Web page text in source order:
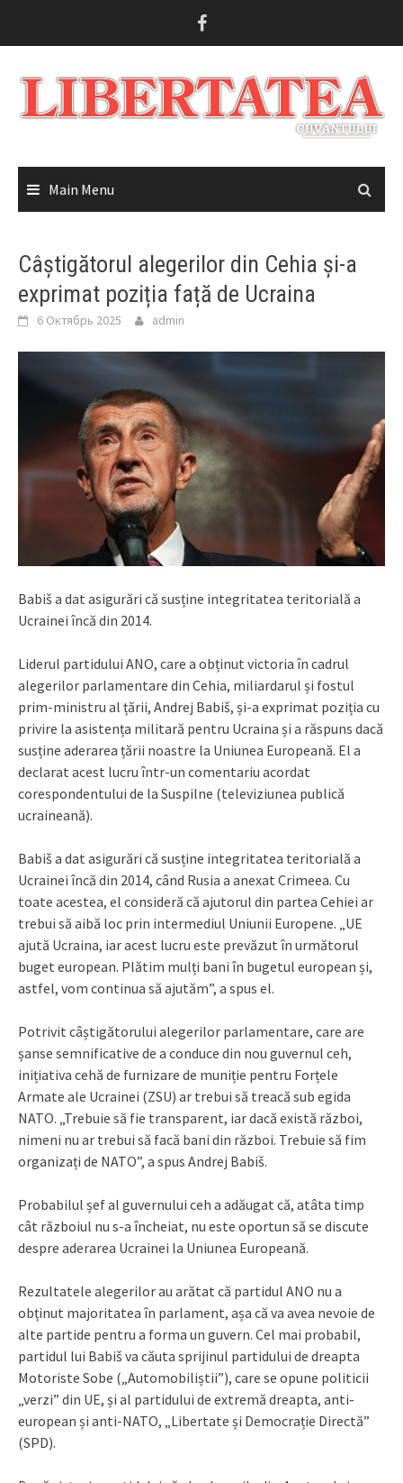
Main Menu
Câștigătorul alegerilor din Cehia și-a
exprimat poziția față de Ucraina
6 Октябрь 2025 admin
Babiš a dat asigurări că susține integritatea teritorială a
Ucrainei încă din 2014.
Liderul partidului ANO, care a obținut victoria în cadrul
alegerilor parlamentare din Cehia, miliardarul și fostul
prim-ministru al țării, Andrej Babiš, și-a exprimat poziția cu
privire la asistența militară pentru Ucraina și a răspuns dacă
susține aderarea țării noastre la Uniunea Europeană. El a
declarat acest lucru într-un comentariu acordat
corespondentului de la Suspilne (televiziunea publică
ucraineană).
Babiš a dat asigurări că susține integritatea teritorială a
Ucrainei încă din 2014, când Rusia a anexat Crimeea. Cu
toate acestea, el consideră că ajutorul din partea Cehiei ar
trebui să aibă loc prin intermediul Uniunii Europene. „UE
ajută Ucraina, iar acest lucru este prevăzut în următorul
buget european. Plătim mulți bani în bugetul european și,
astfel, vom continua să ajutăm”, a spus el.
Potrivit câștigătorului alegerilor parlamentare, care are
șanse semnificative de a conduce din nou guvernul ceh,
inițiativa cehă de furnizare de muniție pentru Forțele
Armate ale Ucrainei (ZSU) ar trebui să treacă sub egida
NATO. „Trebuie să fie transparent, iar dacă există război,
nimeni nu ar trebui să facă bani din război. Trebuie să fim
organizați de NATO”, a spus Andrej Babiš.
Probabilul șef al guvernului ceh a adăugat că, atâta timp
cât războiul nu s-a încheiat, nu este oportun să se discute
despre aderarea Ucrainei la Uniunea Europeană.
Rezultatele alegerilor au arătat că partidul ANO nu a
obținut majoritatea în parlament, așa că va avea nevoie de
alte partide pentru a forma un guvern. Cel mai probabil,
partidul lui Babiš va căuta sprijinul partidului de dreapta
Motoriste Sobe („Automobiliștii”), care se opune politicii
„verzi” din UE, și al partidului de extremă dreapta, anti-
european și anti-NATO, „Libertate și Democrație Directă”
(SPD).